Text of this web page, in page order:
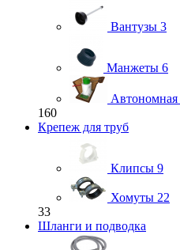
Вантузы 3
Манжеты 6
Автономная
160
Крепеж для труб
Клипсы 9
Хомуты 22
33
Шланги и подводка